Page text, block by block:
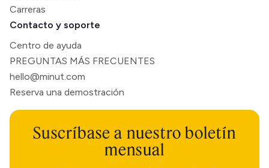
Carreras
Contacto y soporte
Centro de ayuda
PREGUNTAS MÁS FRECUENTES
hello@minut.com
Reserva una demostración
Suscríbase a nuestro boletín
mensual